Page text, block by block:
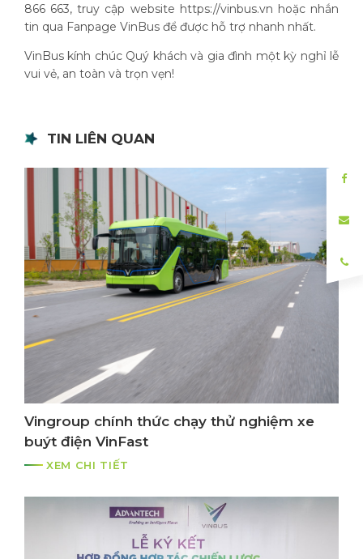
866 663, truy cập website https://vinbus.vn hoặc nhắn
tin qua Fanpage VinBus để được hỗ trợ nhanh nhất.
VinBus kính chúc Quý khách và gia đình một kỳ nghỉ lễ
vui vẻ, an toàn và trọn vẹn!
TIN LIÊN QUAN
Vingroup chính thức chạy thử nghiệm xe
buýt điện VinFast
XEM CHI TIẾT